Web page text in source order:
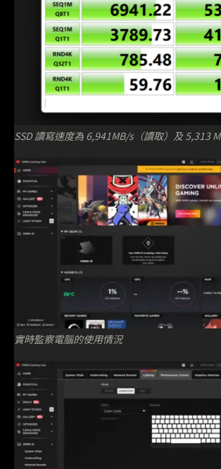
SSD 讀寫速度為 6,941MB/s（讀取）及 5,313
實時監察電腦的使用情況